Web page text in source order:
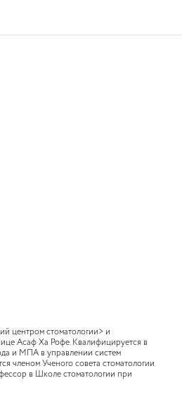
центром стоматологии> и
Асаф Ха Рофе. Квалифицируется в
и МПА в управлении систем
членом Ученого совета стоматологии.
в Школе стоматологии при